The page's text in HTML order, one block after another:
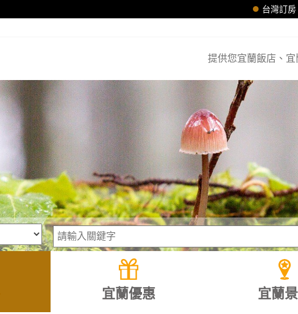
台灣訂房
提供您宜蘭飯店、
宜蘭優惠 宜蘭